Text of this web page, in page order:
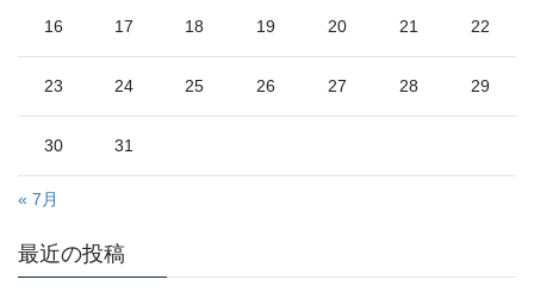
16 17 18 19 20 21 22
23 24 25 26 27 28 29
30 31
« 7月
最近の投稿